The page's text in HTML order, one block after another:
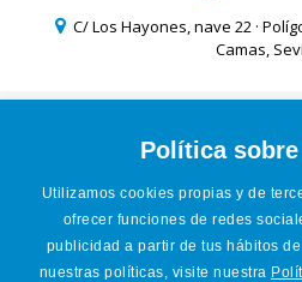
Política
Utilizamos cookies propias y de
ofrecer funciones de redes
publicidad a partir de tus hábitos
nuestras políticas, visite nuestra
C/ Los Hayones, nave 22 ·
Camas,
Política de
Condiciones de